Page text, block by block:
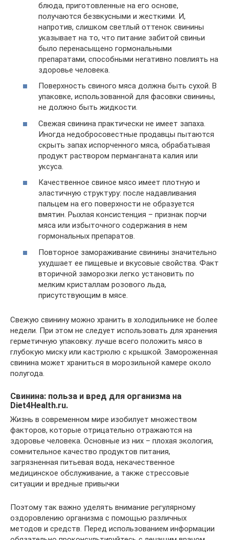
блюда, приготовленные на его основе,
получаются безвкусными и жесткими. И,
напротив, слишком светлый оттенок свинины
указывает на то, что питание забитой свиньи
было перенасыщено гормональными
препаратами, способными негативно повлиять на
здоровье человека.
Поверхность свиного мяса должна быть сухой. В
упаковке, использованной для фасовки свинины,
не должно быть жидкости.
Свежая свинина практически не имеет запаха.
Иногда недобросовестные продавцы пытаются
скрыть запах испорченного мяса, обрабатывая
продукт раствором перманганата калия или
уксуса.
Качественное свиное мясо имеет плотную и
эластичную структуру: после надавливания
пальцем на его поверхности не образуется
вмятин. Рыхлая консистенция – признак порчи
мяса или избыточного содержания в нем
гормональных препаратов.
Повторное замораживание свинины значительно
ухудшает ее пищевые и вкусовые свойства. Факт
вторичной заморозки легко установить по
мелким кристаллам розового льда,
присутствующим в мясе.
Свежую свинину можно хранить в холодильнике не более
недели. При этом не следует использовать для хранения
герметичную упаковку: лучше всего положить мясо в
глубокую миску или кастрюлю с крышкой. Замороженная
свинина может храниться в морозильной камере около
полугода.
Свинина: польза и вред для организма на
Diet4Health.ru.
Жизнь в современном мире изобилует множеством
факторов, которые отрицательно отражаются на
здоровье человека. Основные из них – плохая экология,
сомнительное качество продуктов питания,
загрязненная питьевая вода, некачественное
медицинское обслуживание, а также стрессовые
ситуации и вредные привычки
Поэтому так важно уделять внимание регулярному
оздоровлению организма с помощью различных
методов и средств. Перед использованием информации